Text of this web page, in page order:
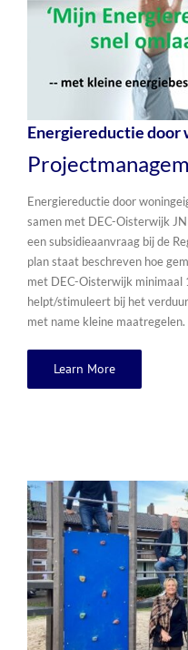
Energiereductie door
Energiereductie door
samen met DEC-Oisterwijk
een subsidieaanvraag bij de
plan staat beschreven hoe
met DEC-Oisterwijk minimaal
helpt/stimuleert bij het
met name kleine maatregelen.
Learn More